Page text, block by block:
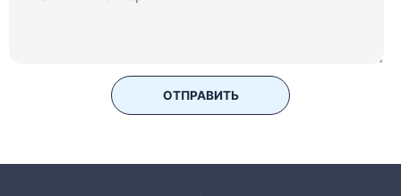
ОТПРАВИТЬ